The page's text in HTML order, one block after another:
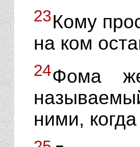
23Кому
на ком
24Фома
ними,